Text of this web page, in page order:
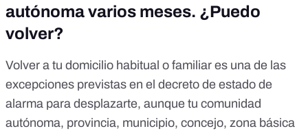
autónoma varios meses. ¿Puedo
volver?
Volver a tu domicilio habitual o familiar es una de las
excepciones previstas en el decreto de estado de
alarma para desplazarte, aunque tu comunidad
autónoma, provincia, municipio, concejo, zona básica